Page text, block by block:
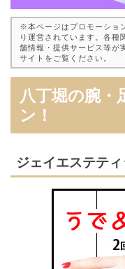
※本ページはプロモーショ
り運営されています。各
舗情報・提供サービス等が
サイトをご覧ください。
八丁堀の腕・
ン！
ジェイエステテ